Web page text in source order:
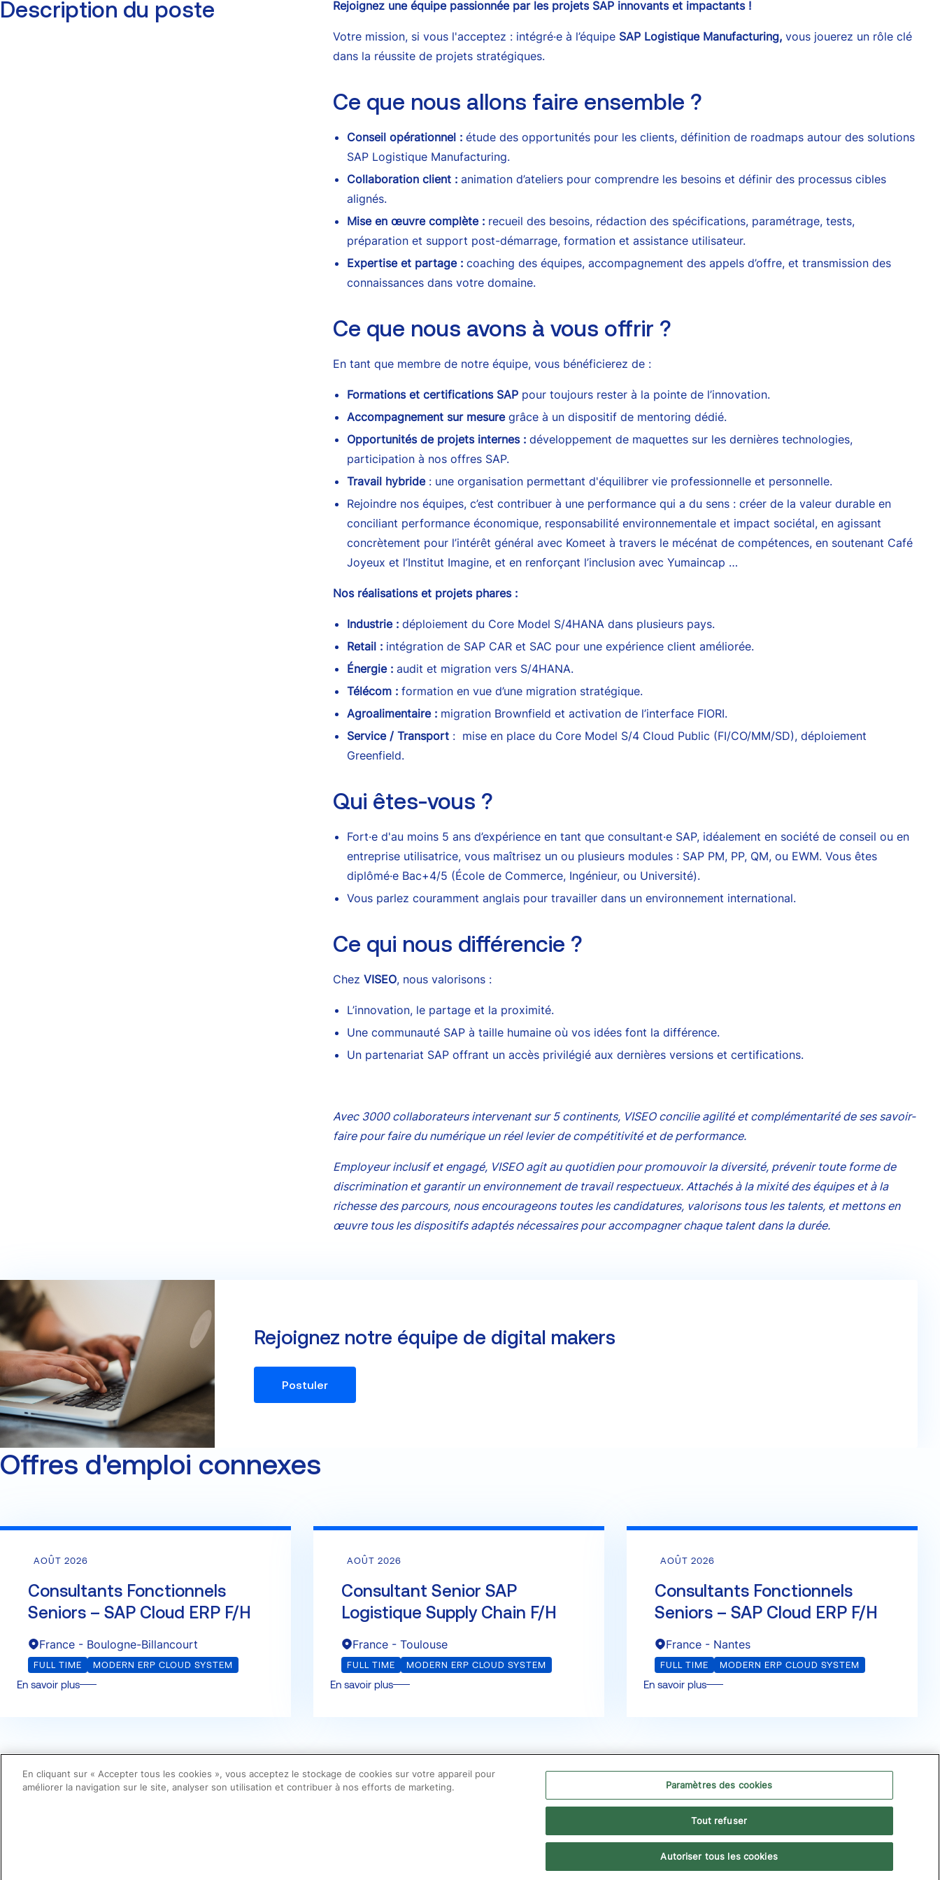
Description du poste Rejoignez une équipe passionnée par les projets SAP innovants et impactants !
Votre mission, si vous l'acceptez : intégré·e à l’équipe SAP Logistique Manufacturing, vous jouerez un rôle clé
dans la réussite de projets stratégiques.
Ce que nous allons faire ensemble ?
Conseil opérationnel : étude des opportunités pour les clients, définition de roadmaps autour des solutions
SAP Logistique Manufacturing.
Collaboration client : animation d’ateliers pour comprendre les besoins et définir des processus cibles
alignés.
Mise en œuvre complète : recueil des besoins, rédaction des spécifications, paramétrage, tests,
préparation et support post-démarrage, formation et assistance utilisateur.
Expertise et partage : coaching des équipes, accompagnement des appels d’offre, et transmission des
connaissances dans votre domaine.
Ce que nous avons à vous offrir ?
En tant que membre de notre équipe, vous bénéficierez de :
Formations et certifications SAP pour toujours rester à la pointe de l’innovation.
Accompagnement sur mesuregrâce à un dispositif de mentoring dédié.
Opportunités de projets internes : développement de maquettes sur les dernières technologies,
participation à nos offres SAP.
Travail hybride: une organisation permettant d'équilibrer vie professionnelle et personnelle.
Rejoindre nos équipes, c’est contribuer à une performance qui a du sens : créer de la valeur durable en
conciliant performance économique, responsabilité environnementale et impact sociétal, en agissant
concrètement pour l’intérêt général avec Komeet à travers le mécénat de compétences, en soutenant Café
Joyeux et l’Institut Imagine, et en renforçant l’inclusion avec Yumaincap …
Nos réalisations et projets phares :
Industrie : déploiement du Core Model S/4HANA dans plusieurs pays.
Retail : intégration de SAP CAR et SAC pour une expérience client améliorée.
Énergie : audit et migration vers S/4HANA.
Télécom : formation en vue d’une migration stratégique.
Agroalimentaire : migration Brownfield et activation de l’interface FIORI.
Service / Transport : mise en place du Core Model S/4 Cloud Public (FI/CO/MM/SD), déploiement
Greenfield.
Qui êtes-vous ?
Fort·e d'au moins 5 ans d’expérience en tant que consultant·e SAP, idéalement en société de conseil ou en
entreprise utilisatrice, vous maîtrisez un ou plusieurs modules : SAP PM, PP, QM, ou EWM. Vous êtes
diplômé·e Bac+4/5 (École de Commerce, Ingénieur, ou Université).
Vous parlez couramment anglais pour travailler dans un environnement international.
Ce qui nous différencie ?
Chez VISEO, nous valorisons :
L’innovation, le partage et la proximité.
Une communauté SAP à taille humaine où vos idées font la différence.
Un partenariat SAP offrant un accès privilégié aux dernières versions et certifications.
Avec 3000 collaborateurs intervenant sur 5 continents, VISEO concilie agilité et complémentarité de ses savoir-
faire pour faire du numérique un réel levier de compétitivité et de performance.
Employeur inclusif et engagé, VISEO agit au quotidien pour promouvoir la diversité, prévenir toute forme de
discrimination et garantir un environnement de travail respectueux. Attachés à la mixité des équipes et à la
richesse des parcours, nous encourageons toutes les candidatures, valorisons tous les talents, et mettons en
œuvre tous les dispositifs adaptés nécessaires pour accompagner chaque talent dans la durée.
Rejoignez notre équipe de digital makers
Postuler
Offres d'emploi connexes
AOÛT 2026
Consultants Fonctionnels
Seniors – SAP Cloud ERP F/H
France - Boulogne-Billancourt
FULL TIME MODERN ERP CLOUD SYSTEM
En savoir plus
AOÛT 2026
Consultant Senior SAP
Logistique Supply Chain F/H
France - Toulouse
FULL TIME MODERN ERP CLOUD SYSTEM
En savoir plus
AOÛT 2026
Consultants Fonctionnels
Seniors – SAP Cloud ERP F/H
France - Nantes
FULL TIME MODERN ERP CLOUD SYSTEM
En savoir plus
Voir toutes les offres
Optimiser le présent, transformer l’avenir
Mentions légalesPolitique de confidentialitéPolitique de gestion des cookies
Éco-conceptionAccessibilité : Partiellement conforme
En cliquant sur « Accepter tous les cookies », vous acceptez le stockage de cookies sur votre appareil pour
améliorer la navigation sur le site, analyser son utilisation et contribuer à nos efforts de marketing.
Paramètres des cookies
Tout refuser
Autoriser tous les cookies